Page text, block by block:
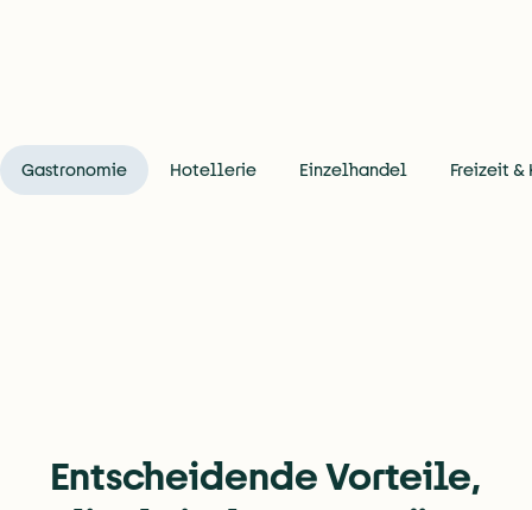
Gastronomie Hotellerie Einzelhandel Freizeit &
Entscheidende Vorteile,